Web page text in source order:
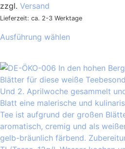
zzgl. Versand
Lieferzeit: ca. 2-3 Werktage
Ausführung wählen